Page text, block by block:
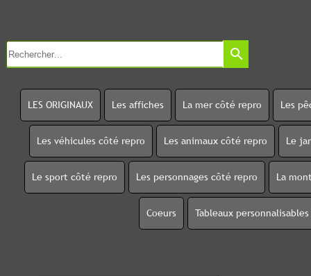
search
LES ORIGINAUX Les affiches La mer côté repro Les
Les véhicules côté repro Les animaux côté repro Le
Le sport côté repro Les personnages côté repro La
Coeurs Tableaux personnalisables